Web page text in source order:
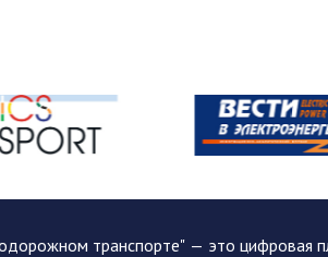
транспорте" — это цифровая